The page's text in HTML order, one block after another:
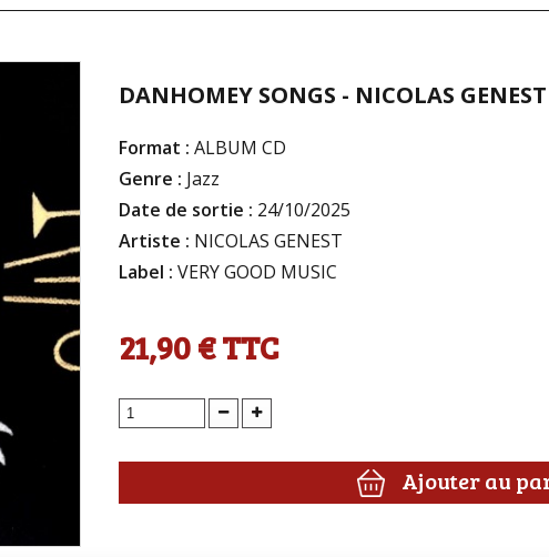
DANHOMEY SONGS - NICOLAS GENEST
Format : ALBUM CD
Genre : Jazz
Date de sortie : 24/10/2025
Artiste : NICOLAS GENEST
Label : VERY GOOD MUSIC
21,90 €TTC
Ajouter au